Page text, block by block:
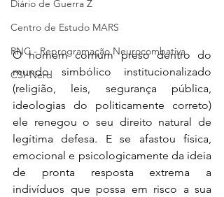
Diário de Guerra Z
Centro de Estudo MARS
RNC - Reprogramação Neurocombativa
CSI-Nerd
O homem comum preso dentro do
mundo simbólico institucionalizado
(religião, leis, segurança pública,
ideologias do politicamente correto)
ele renegou o seu direito natural de
legítima defesa. E se afastou física,
emocional e psicologicamente da ideia
de pronta resposta extrema a
indivíduos que possa em risco a sua